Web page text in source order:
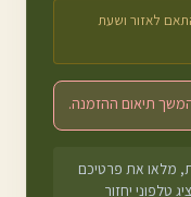
לאזור ושעת
תיאום ההזמנה.
מלאו את פרטיכם
טלפוני יחזור